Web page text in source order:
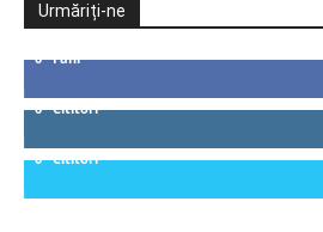
Urmăriți-ne
0 Fani
0 Cititori
0 Cititori